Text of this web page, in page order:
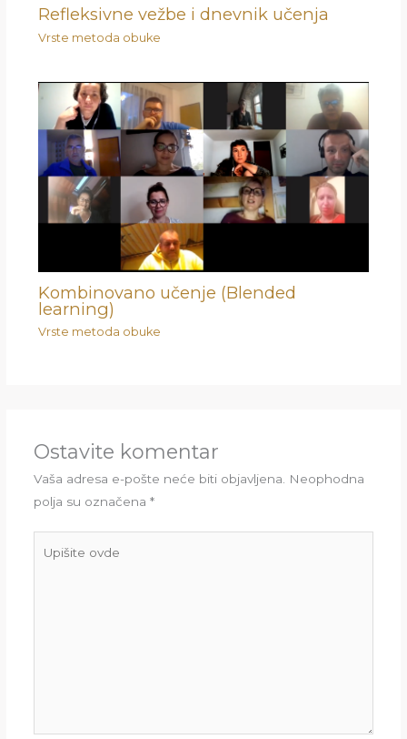
Refleksivne vežbe i dnevnik učenja
Vrste metoda obuke
Kombinovano učenje (Blended
learning)
Vrste metoda obuke
Ostavite komentar
Vaša adresa e-pošte neće biti objavljena.
Neophodna
polja su označena *
ovde